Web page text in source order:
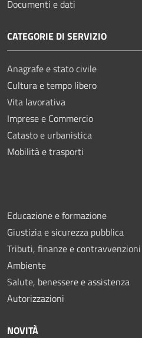
Documenti e dati
CATEGORIE DI SERVIZIO
Anagrafe e stato civile
Cultura e tempo libero
Vita lavorativa
Imprese e Commercio
Catasto e urbanistica
Mobilità e trasporti
Educazione e formazione
Giustizia e sicurezza pubblica
Tributi, finanze e contravvenzioni
Ambiente
Salute, benessere e assistenza
Autorizzazioni
NOVITÀ